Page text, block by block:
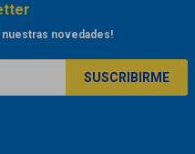
novedades!
SUSCRIBIRME